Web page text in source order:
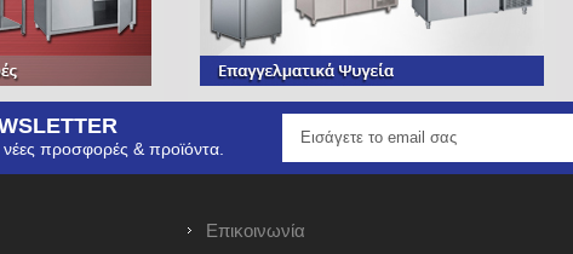
προσφορές & προϊόντα.
Επικοινωνία